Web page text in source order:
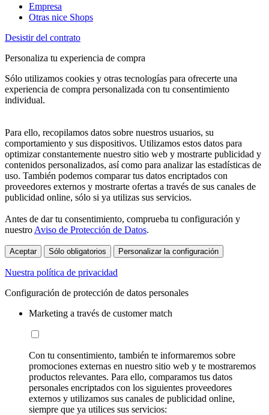
Empresa
Otras nice Shops
Desistir del contrato
Personaliza tu experiencia de compra
Sólo utilizamos cookies y otras tecnologías para ofrecerte una
experiencia de compra personalizada con tu consentimiento
individual.
Para ello, recopilamos datos sobre nuestros usuarios, su
comportamiento y sus dispositivos. Utilizamos estos datos para
optimizar constantemente nuestro sitio web y mostrarte publicidad y
contenidos personalizados, así como para analizar las estadísticas de
uso. También podemos comparar tus datos encriptados con
proveedores externos y mostrarte ofertas a través de sus canales de
publicidad online, sólo si ya utilizas sus servicios.
Antes de dar tu consentimiento, comprueba tu configuración y
nuestro Aviso de Protección de Datos.
Aceptar Sólo obligatorios Personalizar la configuración
Nuestra política de privacidad
Configuración de protección de datos personales
Marketing a través de customer match
Con tu consentimiento, también te informaremos sobre
promociones externas en nuestro sitio web y te mostraremos
productos relevantes. Para ello, comparamos tus datos
personales encriptados con los siguientes proveedores
externos y utilizamos sus canales de publicidad online,
siempre que ya utilices sus servicios: